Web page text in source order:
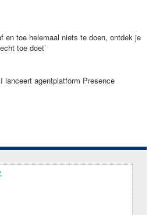
en toe helemaal niets te doen, ontdek je
toe doet’
lanceert agentplatform Presence